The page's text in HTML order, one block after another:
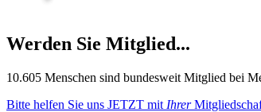
Werden Sie Mitglied...
10.605 Menschen sind bundesweit Mitglied bei
Bitte helfen Sie uns JETZT mit Ihrer